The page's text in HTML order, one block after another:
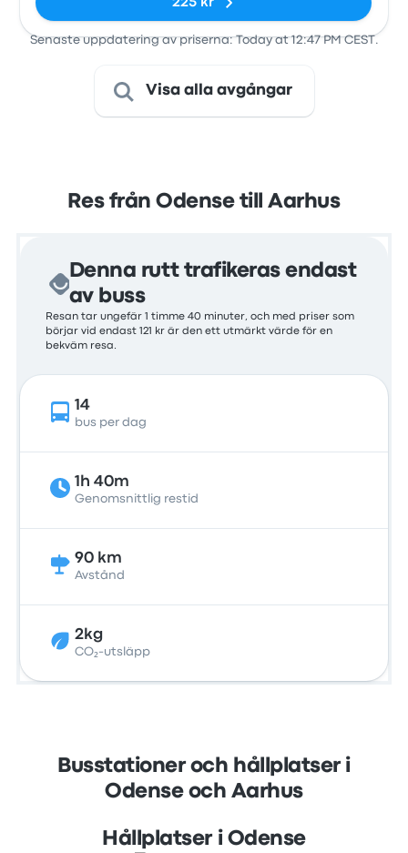
225 kr
Senaste uppdatering av priserna: Today at 12:47 PM CEST.
Visa alla avgångar
Res från Odense till Aarhus
Denna rutt trafikeras endast
av buss
Resan tar ungefär 1 timme 40 minuter, och med priser som
börjar vid endast 121 kr är den ett utmärkt värde för en
bekväm resa.
14
bus per dag
1h 40m
Genomsnittlig restid
90 km
Avstånd
2kg
CO₂-utsläpp
Busstationer och hållplatser i
Odense och Aarhus
Hållplatser i Odense